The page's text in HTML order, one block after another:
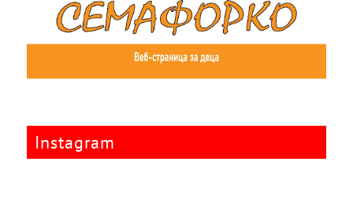
Instagram